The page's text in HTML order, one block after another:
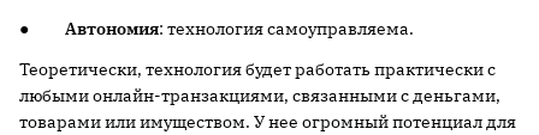
● Автономия: технология самоуправляема.
Теоретически, технология будет работать практически с
любыми онлайн-транзакциями, связанными с деньгами,
товарами или имуществом. У нее огромный потенциал для